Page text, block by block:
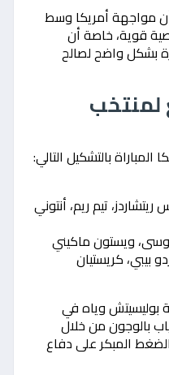
أن مواجهة أمريكا وسط
قوية، خاصة أن
بشكل واضح لصالح
لمنتخب
بالتشكيل التالي:
تيم ريم، أنتوني
ويستون ماكيني
بيبي، كريستيان
بوليسيتش وياه في
بالوجون من خلال
المبكر على دفاع